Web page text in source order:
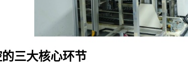
三大核心环节